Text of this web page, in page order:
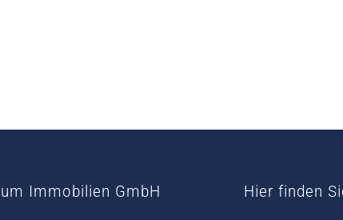
Immobilien GmbH Hier finden